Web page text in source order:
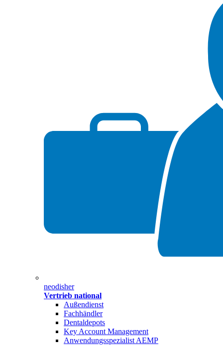
neodisher
Vertrieb national
Außendienst
Fachhändler
Dentaldepots
Key Account Management
Anwendungsspezialist AEMP